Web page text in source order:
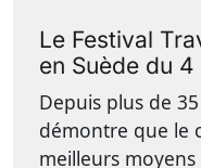
Le Festival
en Suède du
Depuis plus de
démontre que le
meilleurs